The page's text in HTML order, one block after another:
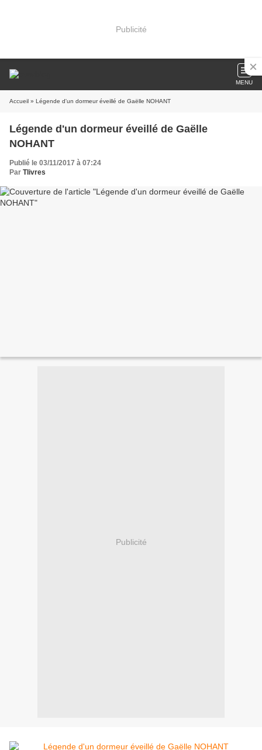
Publicité
MENU
Accueil » Légende d'un dormeur éveillé de Gaëlle NOHANT
Légende d'un dormeur éveillé de Gaëlle
NOHANT
Publié le 03/11/2017 à 07:24
Par Tlivres
Publicité